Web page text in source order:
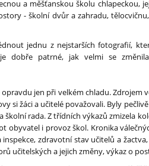
a měšťanskou školu chlapeckou,
- školní dvůr a zahradu,
jednu z nejstarších fotografií,
dobře patrné, jak velmi se
jen při velkém chladu.
si žáci a učitelé považovali. Byly
školní rada. Z třídních výkazů zmizela
obyvatel i provoz škol. Kronika
zdravotní stav učitelů a
učitelských a jejich změny, výkaz o